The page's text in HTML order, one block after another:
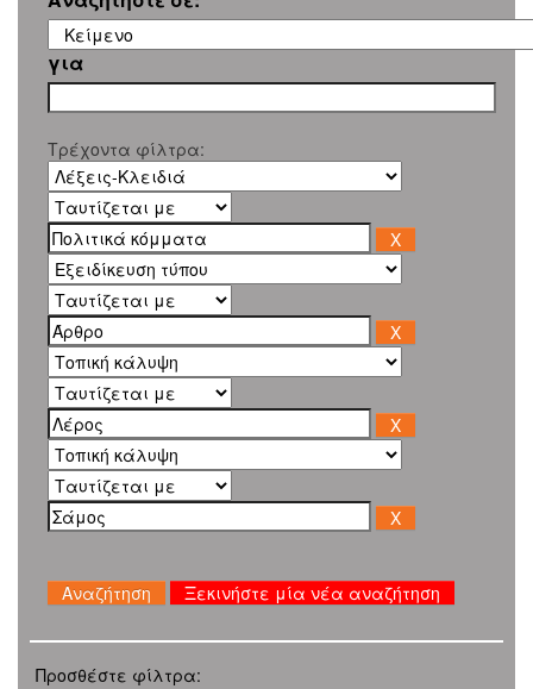
για
Τρέχοντα φίλτρα:
Ξεκινήστε μία νέα αναζήτηση
Προσθέστε φίλτρα: